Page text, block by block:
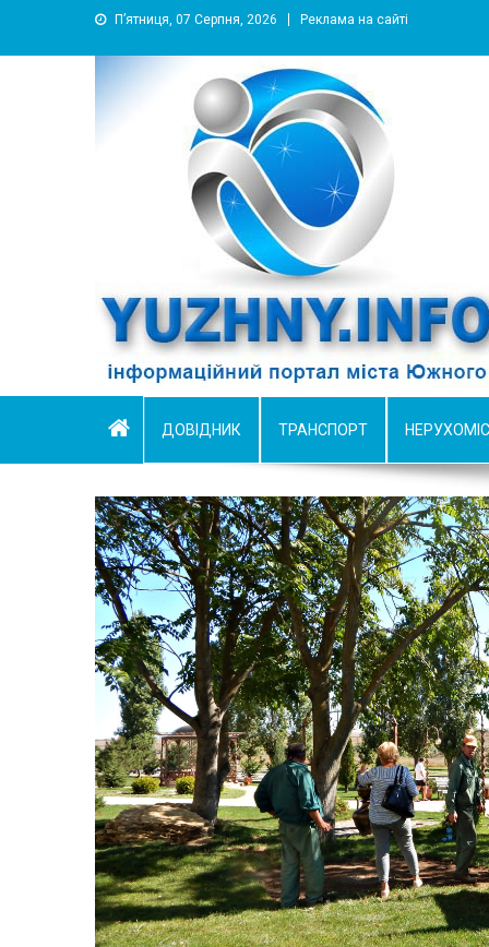
П’ятниця, 07 Серпня, 2026 Реклама на сайті
YUZHNY.INFO
информационный портал города Южный
ДОВІДНИК ТРАНСПОРТ